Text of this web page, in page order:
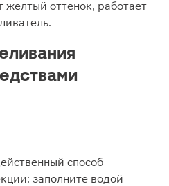
желтый оттенок, работает
способ
заполните водой